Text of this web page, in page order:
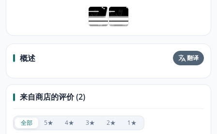
概述 翻译
来自商店的评价 (2)
全部 5★ 4★ 3★ 2★ 1★